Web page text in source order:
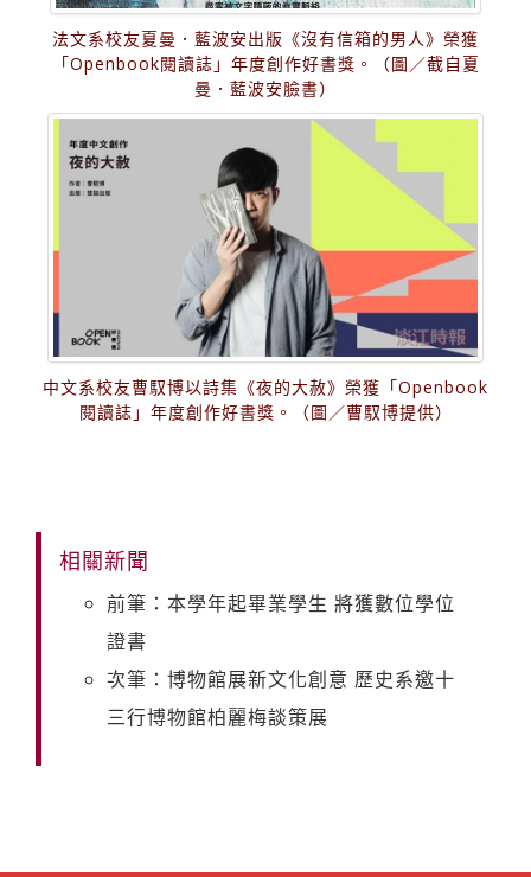
法文系校友夏曼．藍波安出版《沒有信箱的男人》榮獲
「Openbook閱讀誌」年度創作好書獎。（圖／截自夏
曼．藍波安臉書）
中文系校友曹馭博以詩集《夜的大赦》榮獲「Openbook
閱讀誌」年度創作好書獎。（圖／曹馭博提供）
相關新聞
前筆：本學年起畢業學生 將獲數位學位
證書
次筆：博物館展新文化創意 歷史系邀十
三行博物館柏麗梅談策展